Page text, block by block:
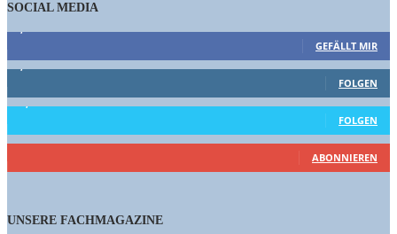
SOCIAL MEDIA
GEFÄLLT MIR
1,662 Follower
FOLGEN
15,658 Follower
FOLGEN
460 Abonnenten
ABONNIEREN
UNSERE FACHMAGAZINE